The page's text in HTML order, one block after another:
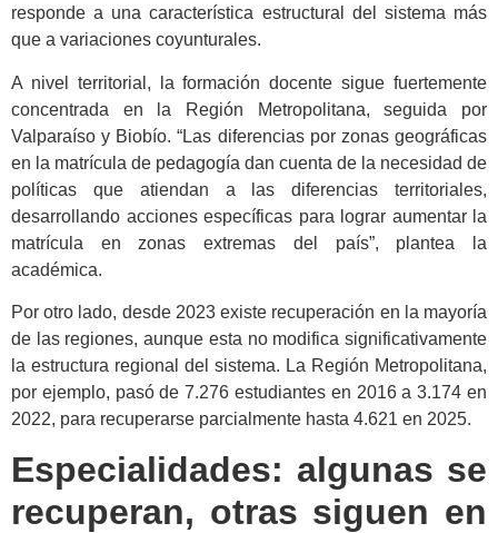
responde a una característica estructural del sistema más
que a variaciones coyunturales.
A nivel territorial, la formación docente sigue fuertemente
concentrada en la Región Metropolitana, seguida por
Valparaíso y Biobío. “Las diferencias por zonas geográficas
en la matrícula de pedagogía dan cuenta de la necesidad de
políticas que atiendan a las diferencias territoriales,
desarrollando acciones específicas para lograr aumentar la
matrícula en zonas extremas del país”, plantea la
académica.
Por otro lado, desde 2023 existe recuperación en la mayoría
de las regiones, aunque esta no modifica significativamente
la estructura regional del sistema. La Región Metropolitana,
por ejemplo, pasó de 7.276 estudiantes en 2016 a 3.174 en
2022, para recuperarse parcialmente hasta 4.621 en 2025.
Especialidades: algunas se
recuperan, otras siguen en